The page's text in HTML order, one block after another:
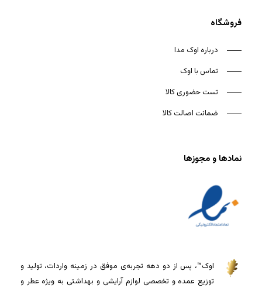
فروشگاه
درباره اوک مدا
تماس با اوک
تست حضوری کالا
ضمانت اصالت کالا
نمادها و مجوزها
اوک™، پس از دو دهه تجربه‌ی موفق در زمینه واردات، تولید و
توزیع عمده و تخصصی لوازم آرایشی و بهداشتی به ویژه عطر و